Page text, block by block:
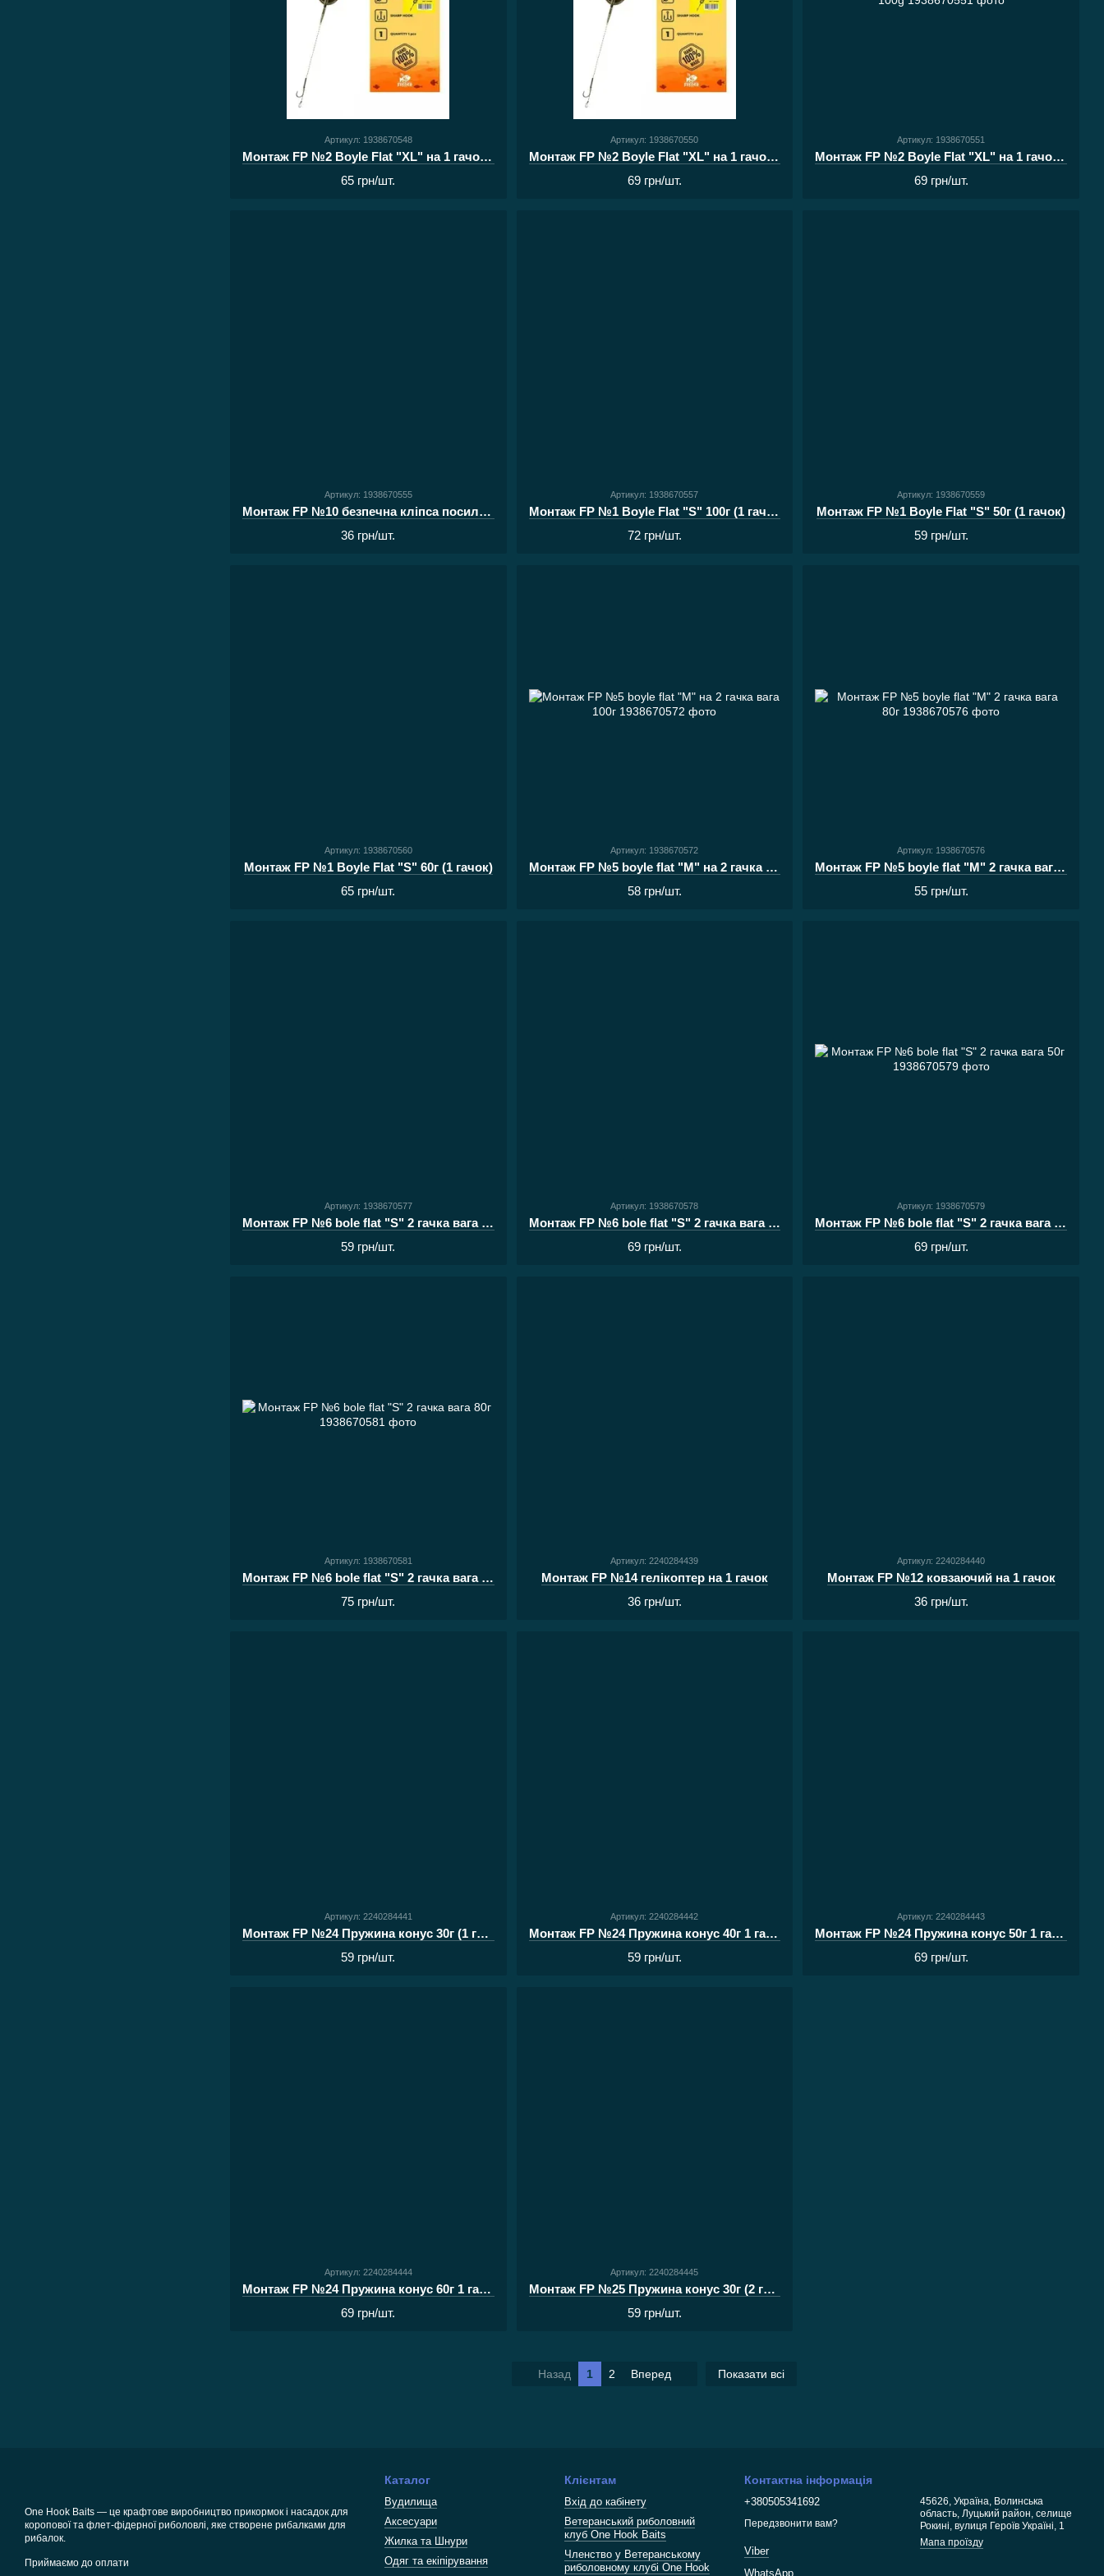
Артикул: 1938670548
Монтаж FP №2 Boyle Flat "XL" на 1 гачок 50g
65 грн/шт.
Артикул: 1938670550
Монтаж FP №2 Boyle Flat "XL" на 1 гачок 80g
69 грн/шт.
Артикул: 1938670551
Монтаж FP №2 Boyle Flat "XL" на 1 гачок 100g
69 грн/шт.
Артикул: 1938670555
Монтаж FP №10 безпечна кліпса посилена на 1 гачок
36 грн/шт.
Артикул: 1938670557
Монтаж FP №1 Boyle Flat "S" 100г (1 гачок)
72 грн/шт.
Артикул: 1938670559
Монтаж FP №1 Boyle Flat "S" 50г (1 гачок)
59 грн/шт.
Артикул: 1938670560
Монтаж FP №1 Boyle Flat "S" 60г (1 гачок)
65 грн/шт.
Артикул: 1938670572
Монтаж FP №5 boyle flat "M" на 2 гачка вага 100г
58 грн/шт.
Артикул: 1938670576
Монтаж FP №5 boyle flat "M" 2 гачка вага 80г
55 грн/шт.
Артикул: 1938670577
Монтаж FP №6 bole flat "S" 2 гачка вага 100г
59 грн/шт.
Артикул: 1938670578
Монтаж FP №6 bole flat "S" 2 гачка вага 40г
69 грн/шт.
Артикул: 1938670579
Монтаж FP №6 bole flat "S" 2 гачка вага 50г
69 грн/шт.
Артикул: 1938670581
Монтаж FP №6 bole flat "S" 2 гачка вага 80г
75 грн/шт.
Артикул: 2240284439
Монтаж FP №14 гелікоптер на 1 гачок
36 грн/шт.
Артикул: 2240284440
Монтаж FP №12 ковзаючий на 1 гачок
36 грн/шт.
Артикул: 2240284441
Монтаж FP №24 Пружина конус 30г (1 гачок з волосом)
59 грн/шт.
Артикул: 2240284442
Монтаж FP №24 Пружина конус 40г 1 гачок з волосом
59 грн/шт.
Артикул: 2240284443
Монтаж FP №24 Пружина конус 50г 1 гачок з волосом
69 грн/шт.
Артикул: 2240284444
Монтаж FP №24 Пружина конус 60г 1 гачок з волосом
69 грн/шт.
Артикул: 2240284445
Монтаж FP №25 Пружина конус 30г (2 гачка з волосом)
59 грн/шт.
Назад 1 2 Вперед Показати всі
One Hook Baits — це крафтове виробництво прикормок і насадок для
коропової та флет-фідерної риболовлі, яке створене рибалками для
рибалок.
Приймаємо до оплати
Каталог
Вудилища
Аксесуари
Жилка та Шнури
Одяг та екіпірування
Клієнтам
Вхід до кабінету
Ветеранський риболовний
клуб One Hook Baits
Членство у Ветеранському
риболовному клубі One Hook
Контактна інформація
+380505341692
Передзвонити вам?
Viber
WhatsApp
45626, Україна, Волинська
область, Луцький район, селище
Рокині, вулиця Героїв Україні, 1
Мапа проїзду